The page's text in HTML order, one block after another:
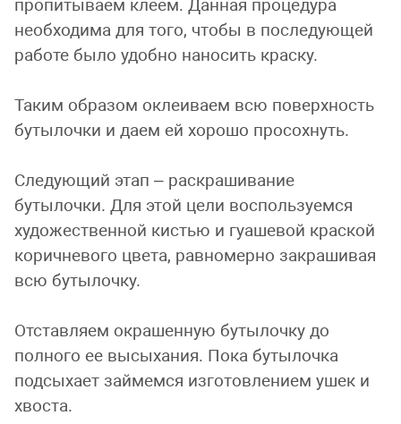
пропитываем клеем. Данная процедура
необходима для того, чтобы в последующей
работе было удобно наносить краску.
Таким образом оклеиваем всю поверхность
бутылочки и даем ей хорошо просохнуть.
Следующий этап – раскрашивание
бутылочки. Для этой цели воспользуемся
художественной кистью и гуашевой краской
коричневого цвета, равномерно закрашивая
всю бутылочку.
Отставляем окрашенную бутылочку до
полного ее высыхания. Пока бутылочка
подсыхает займемся изготовлением ушек и
хвоста.